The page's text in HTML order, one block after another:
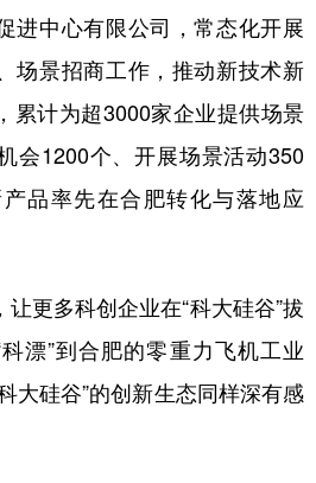
进中心有限公司，常态化开展
场景招商工作，推动新技术新
累计为超3000家企业提供场景
会1200个、开展场景活动350
品率先在合肥转化与落地应
更多科创企业在“科大硅谷”拔
漂”到合肥的零重力飞机工业
大硅谷”的创新生态同样深有感